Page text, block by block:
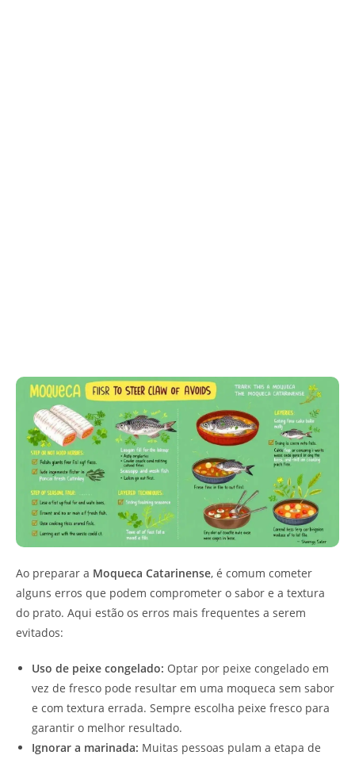
Ao preparar a Moqueca Catarinense, é comum cometer
alguns erros que podem comprometer o sabor e a textura
do prato. Aqui estão os erros mais frequentes a serem
evitados:
Uso de peixe congelado: Optar por peixe congelado em
vez de fresco pode resultar em uma moqueca sem sabor
e com textura errada. Sempre escolha peixe fresco para
garantir o melhor resultado.
Ignorar a marinada: Muitas pessoas pulam a etapa de